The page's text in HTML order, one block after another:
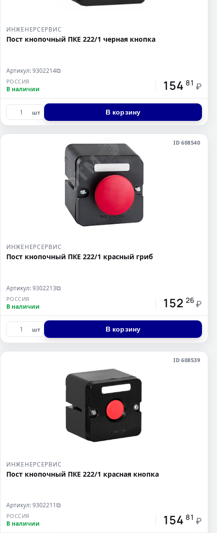
ИНЖЕНЕРСЕРВИС
Пост кнопочный ПКЕ 222/1 черная кнопка
Артикул: 9302214⧉
РОССИЯ
В наличии 154 81 ₽
шт В корзину
ID 608540
ИНЖЕНЕРСЕРВИС
Пост кнопочный ПКЕ 222/1 красный гриб
Артикул: 9302213⧉
РОССИЯ
В наличии 152 26 ₽
шт В корзину
ID 608539
ИНЖЕНЕРСЕРВИС
Пост кнопочный ПКЕ 222/1 красная кнопка
Артикул: 9302211⧉
РОССИЯ
В наличии 154 81 ₽